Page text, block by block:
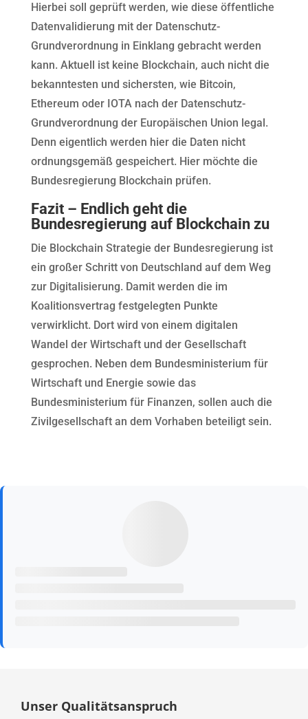
Hierbei soll geprüft werden, wie diese öffentliche
Datenvalidierung mit der Datenschutz-
Grundverordnung in Einklang gebracht werden
kann. Aktuell ist keine Blockchain, auch nicht die
bekanntesten und sichersten, wie Bitcoin,
Ethereum oder IOTA nach der Datenschutz-
Grundverordnung der Europäischen Union legal.
Denn eigentlich werden hier die Daten nicht
ordnungsgemäß gespeichert. Hier möchte die
Bundesregierung Blockchain prüfen.
Fazit – Endlich geht die
Bundesregierung auf Blockchain zu
Die Blockchain Strategie der Bundesregierung ist
ein großer Schritt von Deutschland auf dem Weg
zur Digitalisierung. Damit werden die im
Koalitionsvertrag festgelegten Punkte
verwirklicht. Dort wird von einem digitalen
Wandel der Wirtschaft und der Gesellschaft
gesprochen. Neben dem Bundesministerium für
Wirtschaft und Energie sowie das
Bundesministerium für Finanzen, sollen auch die
Zivilgesellschaft an dem Vorhaben beteiligt sein.
Unser Qualitätsanspruch